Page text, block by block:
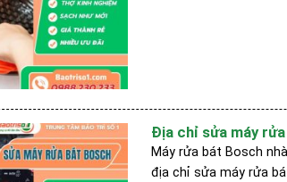
Địa chỉ sửa máy
Máy rửa bát Bosch
địa chỉ sửa máy rửa